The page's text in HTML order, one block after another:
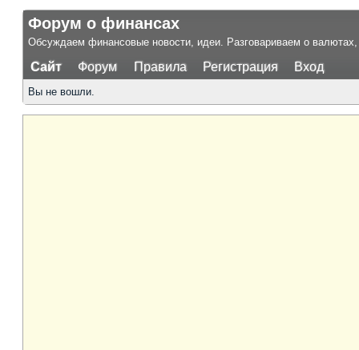
Форум о финансах
Обсуждаем финансовые новости, идеи. Разговариваем о
Сайт Форум Правила Регистрация Вход
Вы не вошли.